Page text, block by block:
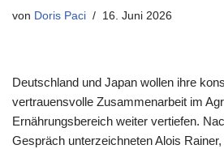
von Doris Paci 16. Juni 2026
Deutschland und Japan wollen ihre
vertrauensvolle Zusammenarbeit im
Ernährungsbereich weiter vertiefen.
Gespräch unterzeichneten Alois